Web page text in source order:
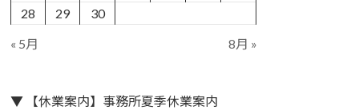
28
29 30
« 5月 8月 »
▼ 【休業案内】事務所夏季休業案内